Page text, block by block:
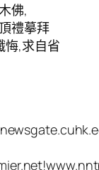
佛,
禮摹拜
悔,求自省